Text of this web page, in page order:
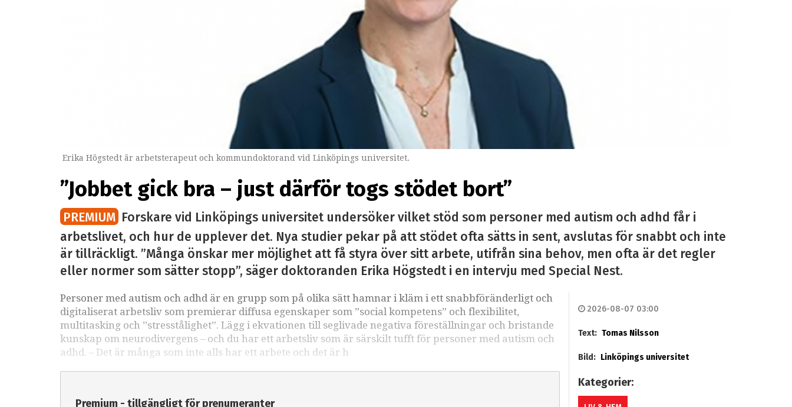
Erika Högstedt är arbetsterapeut och kommundoktorand vid Linköpings universitet.
”Jobbet gick bra – just därför togs stödet bort”
PREMIUM Forskare vid Linköpings universitet undersöker vilket stöd som personer med autism och adhd får i
arbetslivet, och hur de upplever det. Nya studier pekar på att stödet ofta sätts in sent, avslutas för snabbt och inte
är tillräckligt. ”Många önskar mer möjlighet att få styra över sitt arbete, utifrån sina behov, men ofta är det regler
eller normer som sätter stopp”, säger doktoranden Erika Högstedt i en intervju med Special Nest.
Personer med autism och adhd är en grupp som på olika sätt hamnar i kläm i ett snabbföränderligt och
digitaliserat arbetsliv som premierar diffusa egenskaper som ”social kompetens” och flexibilitet,
multitasking och ”stresstålighet”. Lägg i ekvationen till seglivade negativa föreställningar och bristande
kunskap om neurodivergens – och du har ett arbetsliv som är särskilt tufft för personer med autism och
adhd. – Det är många som inte alls har ett arbete och det är h
Premium - tillgängligt för prenumeranter
2026-08-07 03:00
Text: Tomas Nilsson
Bild: Linköpings universitet
Kategorier: